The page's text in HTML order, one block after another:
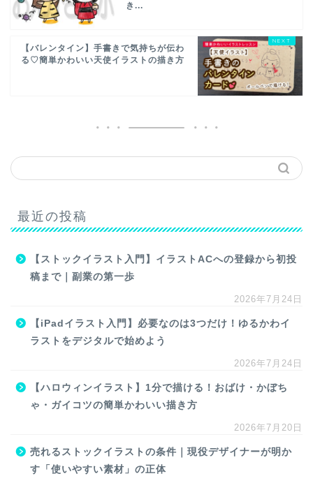
き...
【バレンタイン】手書きで気持ちが伝わ
る♡簡単かわいい天使イラストの描き方
最近の投稿
【ストックイラスト入門】イラストACへの登録から初投
稿まで｜副業の第一歩
2026年7月24日
【iPadイラスト入門】必要なのは3つだけ！ゆるかわイ
ラストをデジタルで始めよう
2026年7月24日
【ハロウィンイラスト】1分で描ける！おばけ・かぼち
ゃ・ガイコツの簡単かわいい描き方
2026年7月20日
売れるストックイラストの条件｜現役デザイナーが明か
す「使いやすい素材」の正体